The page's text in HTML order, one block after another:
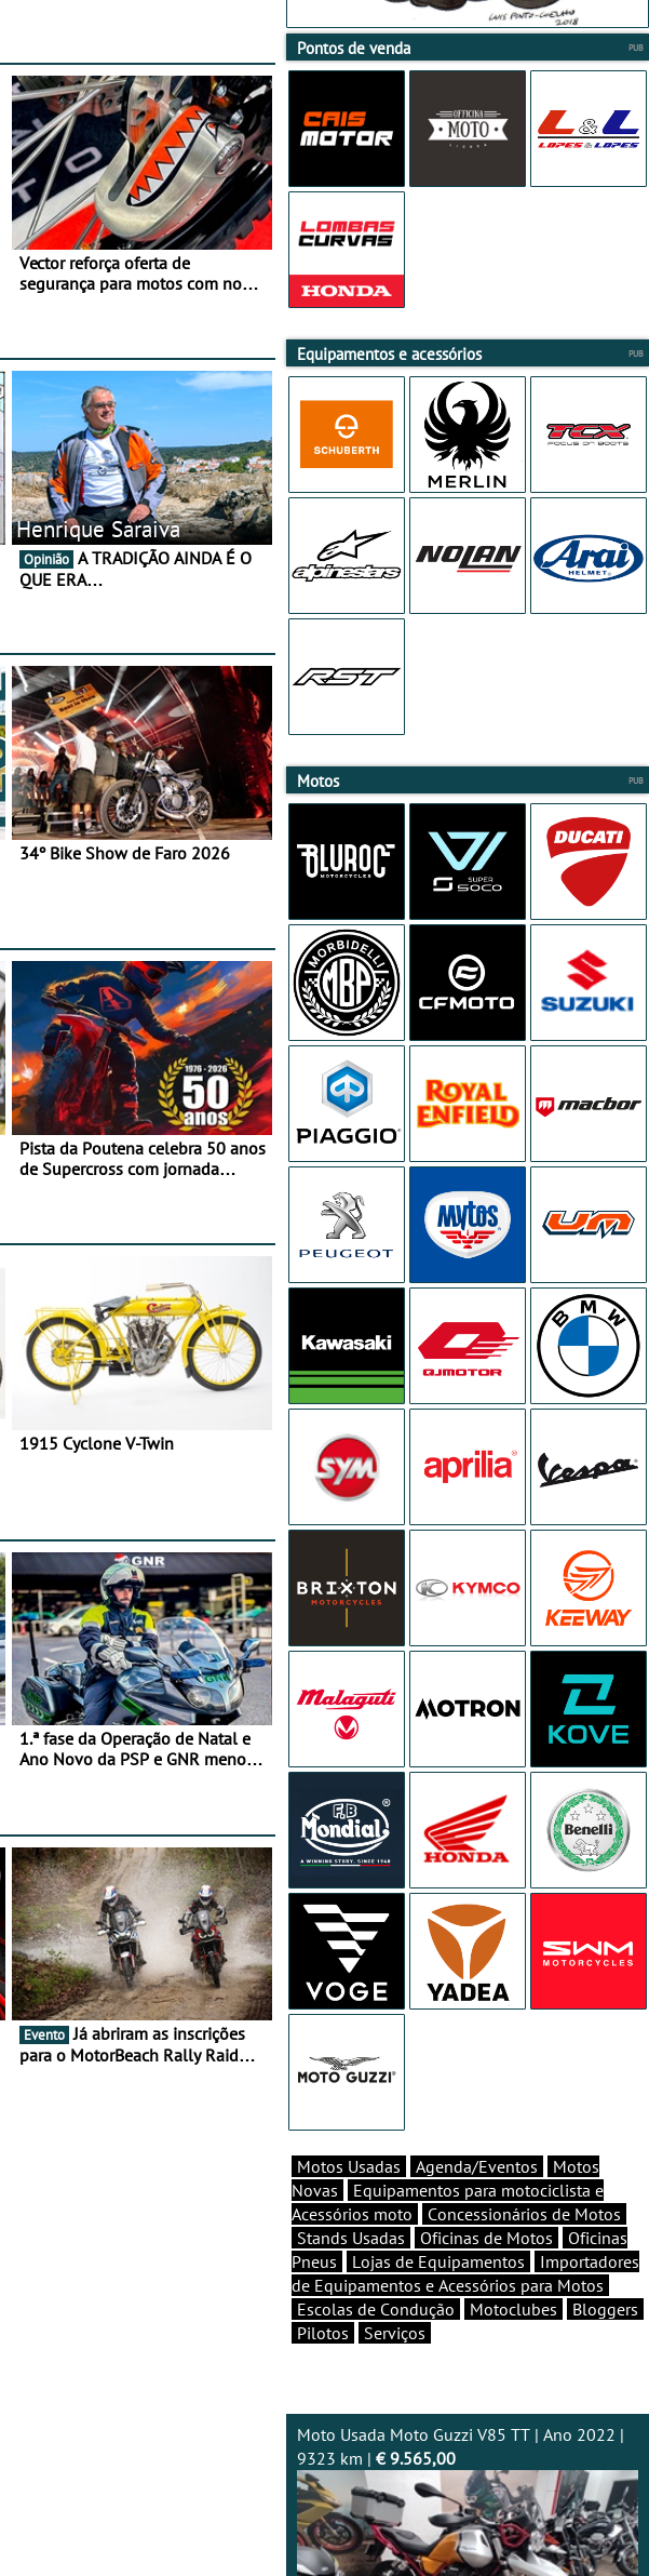
Vector reforça oferta de
segurança para motos com nova
Henrique Saraiva
Opinião
QUE ERA…
34º Bike Show de Faro 2026
Pista da Poutena celebra 50 anos
de Supercross com jornada
1915 Cyclone V-Twin
1.ª fase da Operação de Natal e
Ano Novo da PSP e GNR menos
Evento Já abriram as inscrições
para o MotorBeach Rally Raid
Pontos de venda
Equipamentos e acessórios
Motos
Motos Usadas Agenda/Eventos
Motos
Novas
Equipamentos para motociclista e
Acessórios moto
Concessionários de Motos
Stands Usadas
Oficinas de Motos
Oficinas
Pneus
Lojas de Equipamentos
Importadores
de Equipamentos e Acessórios para Motos
Escolas de Condução
Motoclubes
Bloggers
Pilotos
Serviços
Moto Usada Moto Guzzi V85 TT | Ano 2022 |
9323 km | € 9.565,00